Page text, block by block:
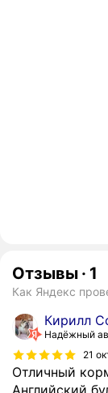
Отзывы · 1
Как Яндекс
Кирилл
Надёжный
21
Отличный